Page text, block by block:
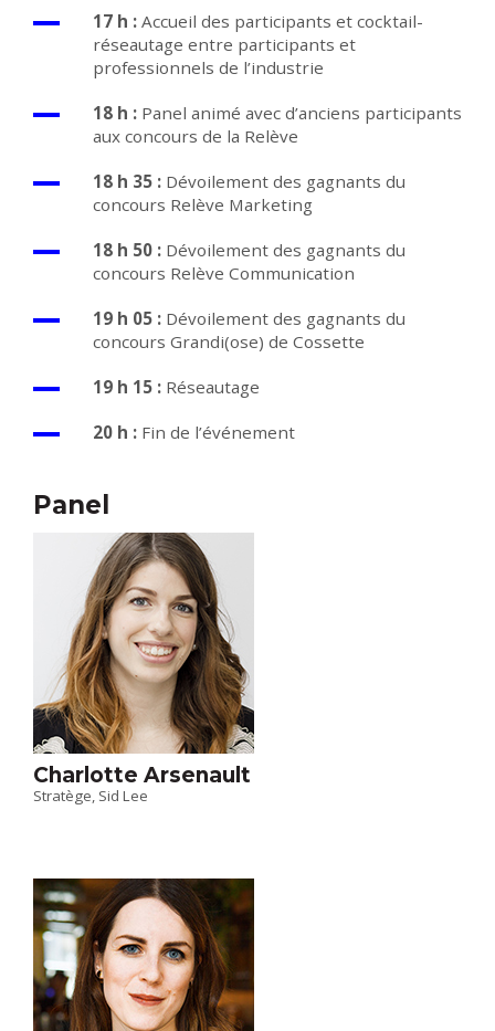
17 h : Accueil des participants et cocktail-
réseautage entre participants et
professionnels de l’industrie
18 h : Panel animé avec d’anciens participants
aux concours de la Relève
18 h 35 : Dévoilement des gagnants du
concours Relève Marketing
18 h 50 : Dévoilement des gagnants du
concours Relève Communication
19 h 05 : Dévoilement des gagnants du
concours Grandi(ose) de Cossette
19 h 15 : Réseautage
20 h : Fin de l’événement
Panel
Charlotte Arsenault
Stratège, Sid Lee